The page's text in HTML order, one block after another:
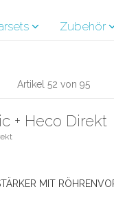
Zubehör
Artikel 52 von 95
+ Heco Direkt
MIT